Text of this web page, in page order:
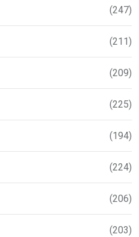
(247)
(211)
(209)
(225)
(194)
(224)
(206)
(203)